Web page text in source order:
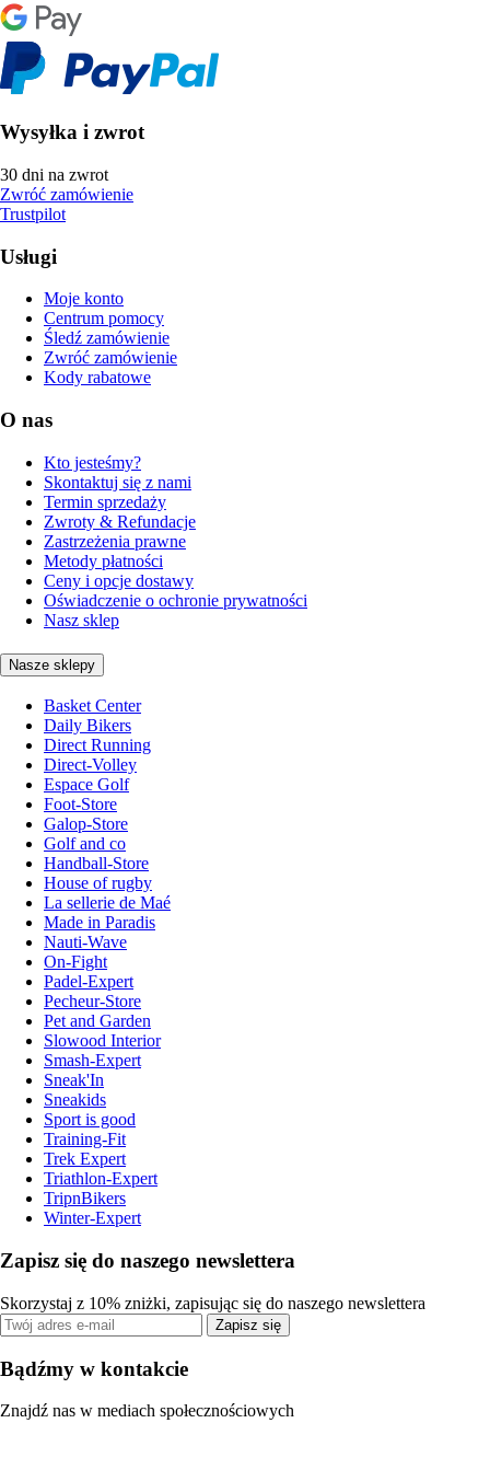
Wysyłka i zwrot
30 dni na zwrot
Zwróć zamówienie
Trustpilot
Usługi
Moje konto
Centrum pomocy
Śledź zamówienie
Zwróć zamówienie
Kody rabatowe
O nas
Kto jesteśmy?
Skontaktuj się z nami
Termin sprzedaży
Zwroty & Refundacje
Zastrzeżenia prawne
Metody płatności
Ceny i opcje dostawy
Oświadczenie o ochronie prywatności
Nasz sklep
Nasze sklepy
Basket Center
Daily Bikers
Direct Running
Direct-Volley
Espace Golf
Foot-Store
Galop-Store
Golf and co
Handball-Store
House of rugby
La sellerie de Maé
Made in Paradis
Nauti-Wave
On-Fight
Padel-Expert
Pecheur-Store
Pet and Garden
Slowood Interior
Smash-Expert
Sneak'In
Sneakids
Sport is good
Training-Fit
Trek Expert
Triathlon-Expert
TripnBikers
Winter-Expert
Zapisz się do naszego newslettera
Skorzystaj z 10% zniżki, zapisując się do naszego newslettera
Zapisz się
Bądźmy w kontakcie
Znajdź nas w mediach społecznościowych